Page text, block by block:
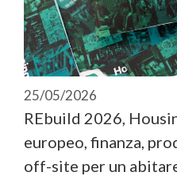
25/05/2026
REbuild 2026,
europeo, finanza,
off-site per un